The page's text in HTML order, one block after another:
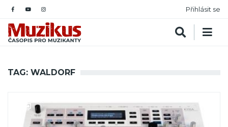
Přihlásit se
TAG: WALDORF